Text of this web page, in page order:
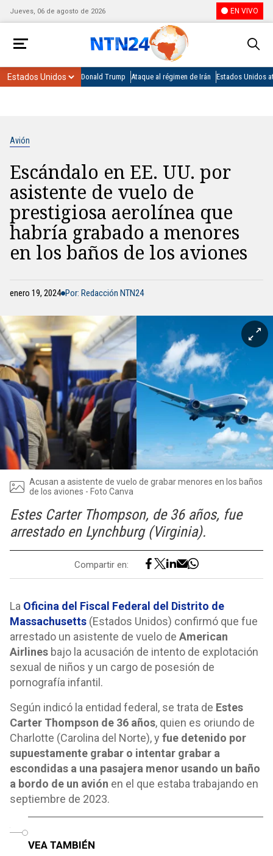
Jueves, 06 de agosto de 2026 EN VIVO
Donald Trump Ataque al régimen de Irán Estados Unidos
Avión
Escándalo en EE. UU. por
asistente de vuelo de
prestigiosa aerolínea que
habría grabado a menores
en los baños de los aviones
enero 19, 2024 Por: Redacción NTN24
Acusan a asistente de vuelo de grabar menores en los baños
de los aviones - Foto Canva
Estes Carter Thompson, de 36 años, fue
arrestado en Lynchburg (Virginia).
Compartir en:
La Oficina del Fiscal Federal del Distrito de
Massachusetts (Estados Unidos) confirmó que fue
arrestado un asistente de vuelo de American
Airlines bajo la acusación de intento de explotación
sexual de niños y un cargo de posesión de
pornografía infantil.
Según indicó la entidad federal, se trata de Estes
Carter Thompson de 36 años, quien es oriundo de
Charlotte (Carolina del Norte), y fue detenido por
supuestamente grabar o intentar grabar a
escondidas a una pasajera menor usando un baño
a bordo de un avión en el que estaba trabajando en
septiembre de 2023.
VEA TAMBIÉN